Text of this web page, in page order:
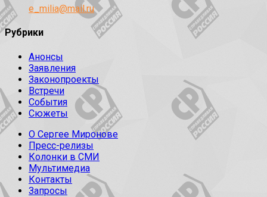
e_milia@mail.ru
Рубрики
Анонсы
Заявления
Законопроекты
Встречи
События
Сюжеты
О Сергее Миронове
Пресс-релизы
Колонки в СМИ
Мультимедиа
Контакты
Запросы